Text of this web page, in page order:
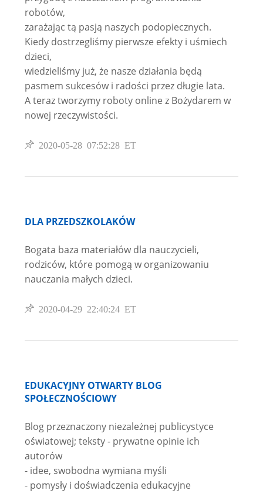
robotów,
zarażając tą pasją naszych podopiecznych.
Kiedy dostrzegliśmy pierwsze efekty i uśmiech
dzieci,
wiedzieliśmy już, że nasze działania będą
pasmem sukcesów i radości przez długie lata.
A teraz tworzymy roboty online z Bożydarem w
nowej rzeczywistości.
2020-05-28 07:52:28 ET
DLA PRZEDSZKOLAKÓW
Bogata baza materiałów dla nauczycieli,
rodziców, które pomogą w organizowaniu
nauczania małych dzieci.
2020-04-29 22:40:24 ET
EDUKACYJNY OTWARTY BLOG
SPOŁECZNOŚCIOWY
Blog przeznaczony niezależnej publicystyce
oświatowej; teksty - prywatne opinie ich
autorów
- idee, swobodna wymiana myśli
- pomysły i doświadczenia edukacyjne